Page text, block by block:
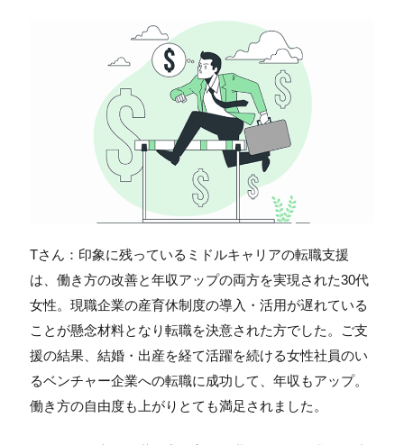
Tさん：印象に残っているミドルキャリアの転職支援
は、働き方の改善と年収アップの両方を実現された30代
女性。現職企業の産育休制度の導入・活用が遅れている
ことが懸念材料となり転職を決意された方でした。ご支
援の結果、結婚・出産を経て活躍を続ける女性社員のい
るベンチャー企業への転職に成功して、年収もアップ。
働き方の自由度も上がりとても満足されました。